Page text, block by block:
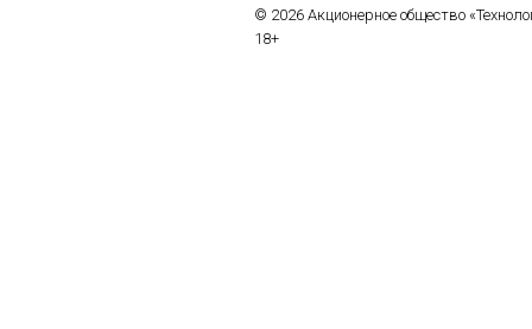
© 2026 Акционерное общество
18+